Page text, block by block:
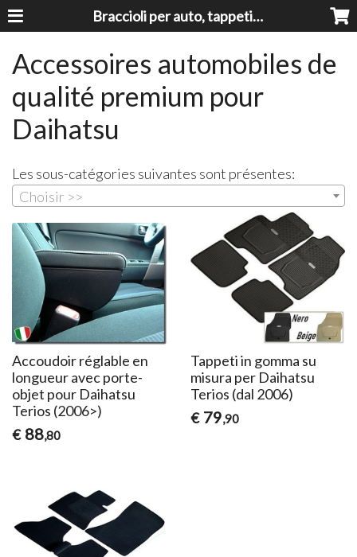
Braccioli per auto, tappeti auto, accessori auto MADE IN ITALY - Armrests, Mittelarmlehnen, Accoundoirs
Accessoires automobiles de
qualité premium pour
Daihatsu
Les sous-catégories suivantes sont présentes:
Choisir >>
Accoudoir réglable en
longueur avec porte-
objet pour Daihatsu
Terios (2006>)
€ 88,80
Tappeti in gomma su
misura per Daihatsu
Terios (dal 2006)
€ 79,90